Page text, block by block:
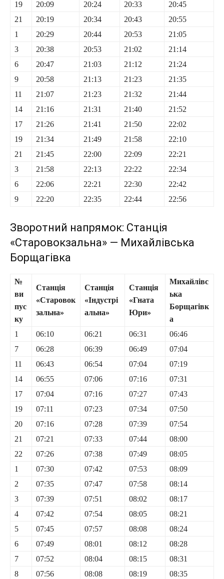
19 20:09 20:24 20:33
20:45
21
20:19 20:34 20:43
20:55
1
20:29 20:44 20:53
21:05
3
20:38 20:53 21:02
21:14
6
20:47 21:03 21:12
21:24
9
20:58 21:13 21:23
21:35
11
21:07 21:23 21:32
21:44
14
21:16 21:31 21:40
21:52
17
21:26 21:41 21:50
22:02
19
21:34 21:49 21:58
22:10
21
21:45 22:00 22:09
22:21
3
21:58 22:13 22:22
22:34
6
22:06 22:21 22:30
22:42
9
22:20 22:35 22:44 22:56
Зворотний напрямок: Станція
«Старовокзальна» — Михайлівська
Борщагівка
№
ви
пус
ку
Станція
«Старовок
зальна»
Станція
«Індустрі
альна»
Станція
«Гната
Юри»
Михайлівс
ька
Борщагівк
а
1
06:10 06:21 06:31
06:46
7
06:28 06:39 06:49
07:04
11
06:43 06:54 07:04
07:19
14
06:55 07:06 07:16
07:31
17
07:04 07:16 07:27
07:43
19
07:11 07:23 07:34
07:50
20
07:16 07:28 07:39
07:54
21
07:21 07:33 07:44
08:00
22
07:26 07:38 07:49
08:05
1
07:30 07:42 07:53
08:09
2
07:35 07:47 07:58
08:14
3
07:39 07:51 08:02
08:17
4
07:42 07:54 08:05
08:21
5
07:45 07:57 08:08
08:24
6
07:49 08:01 08:12
08:28
7
07:52 08:04 08:15
08:31
8
07:56 08:08 08:19
08:35